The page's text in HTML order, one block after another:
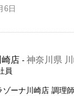
6日
崎店 - 神奈川県
員
ゾーナ川崎店 調